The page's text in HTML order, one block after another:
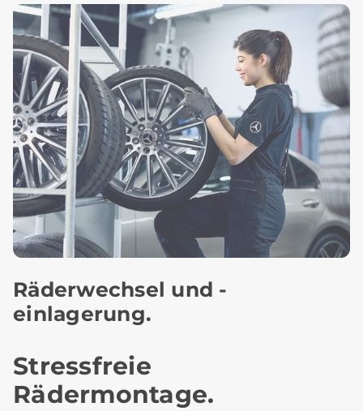
Räderwechsel und -
einlagerung.
Stressfreie
Rädermontage.